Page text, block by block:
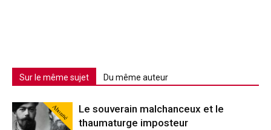
Sur le même sujet Du même auteur
Abonné
Le souverain malchanceux et le
thaumaturge imposteur